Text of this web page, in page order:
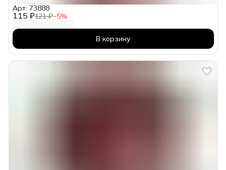
115 ₽121 ₽−5%
Арт: 73888
В корзину